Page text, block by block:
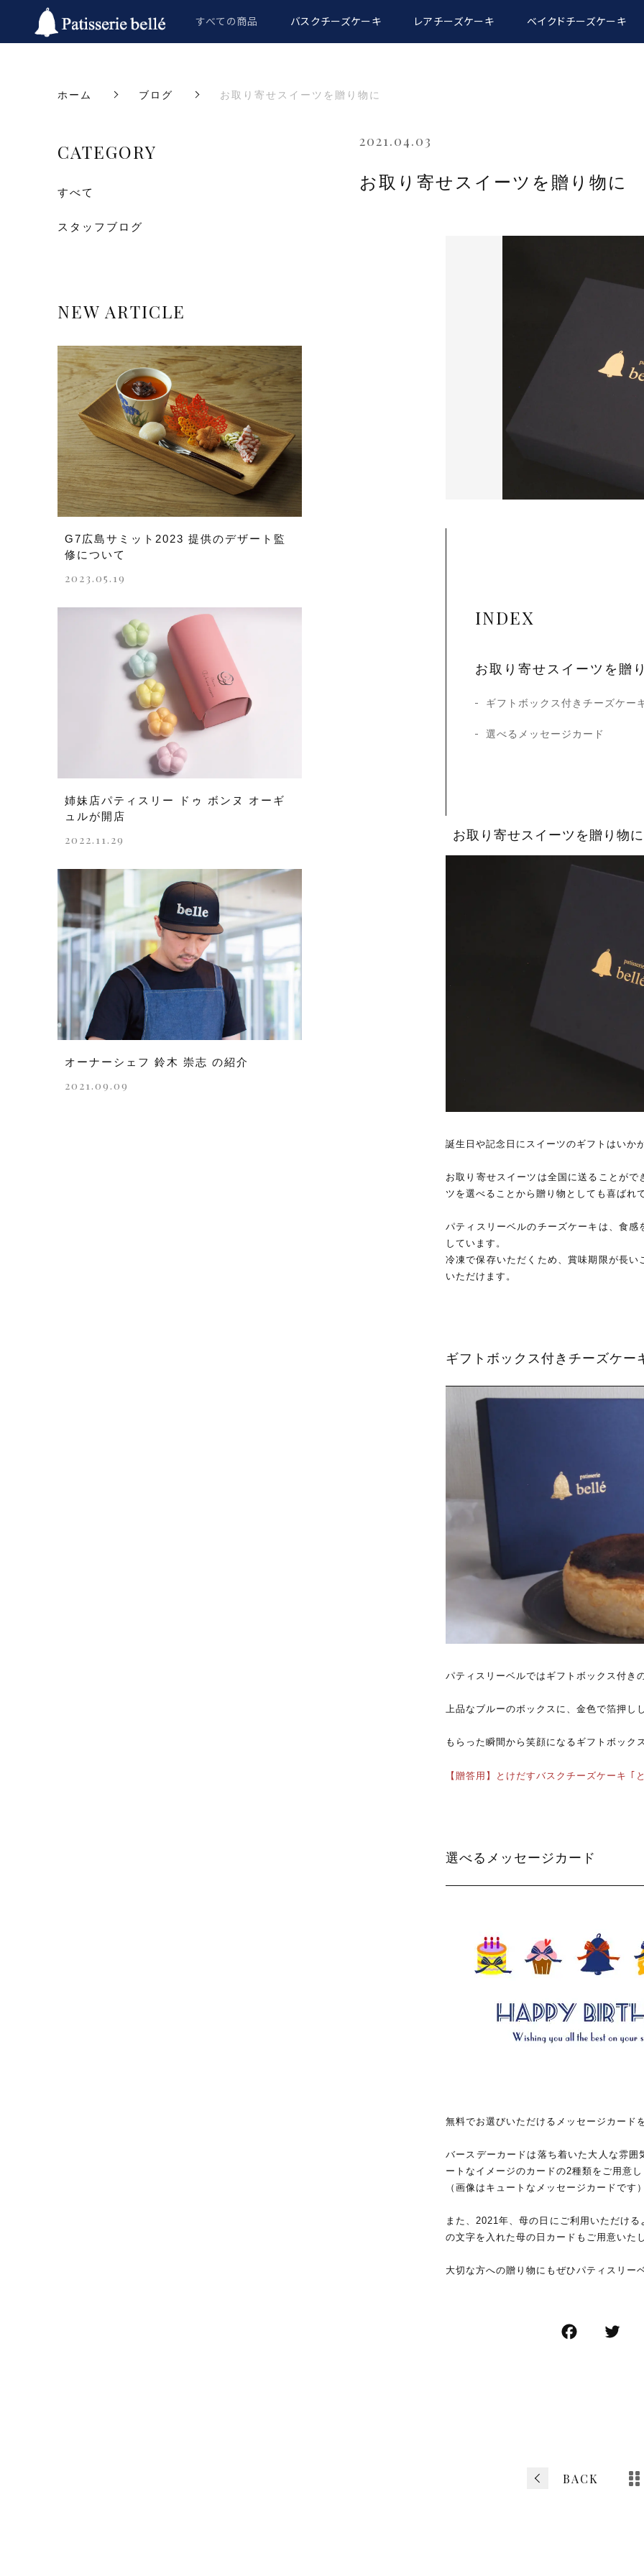
すべての商品 バスクチーズケーキ レアチーズケーキ ベイクドチーズケーキ
ホーム ブログ お取り寄せスイーツを贈り物に
2021.04.03
お取り寄せスイーツを贈り物に
INDEX
お取り寄せスイーツを贈
ギフトボックス付きチーズケー
選べるメッセージカード
お取り寄せスイーツを贈り物に
誕生日や記念日にスイーツのギフトはいか
お取り寄せスイーツは全国に送ることが
ツを選べることから贈り物としても喜ばれ
パティスリーベルのチーズケーキは、食
しています。
冷凍で保存いただくため、賞味期限が長
いただけます。
ギフトボックス付きチーズケー
パティスリーベルではギフトボックス付き
上品なブルーのボックスに、金色で箔押し
もらった瞬間から笑顔になるギフトボック
【贈答用】とけだすバスクチーズケーキ ｢
選べるメッセージカード
無料でお選びいただけるメッセージカード
バースデーカードは落ち着いた大人な雰
ートなイメージのカードの2種類をご用意
（画像はキュートなメッセージカードです
また、2021年、母の日にご利用いただけ
の文字を入れた母の日カードもご用意いた
大切な方への贈り物にもぜひパティスリー
o
BACK
CATEGORY
すべて
スタッフブログ
NEW ARTICLE
G7広島サミット2023 提供のデザート監
修について
2023.05.19
姉妹店パティスリー ドゥ ボンヌ オーギ
ュルが開店
2022.11.29
オーナーシェフ 鈴木 崇志 の紹介
2021.09.09